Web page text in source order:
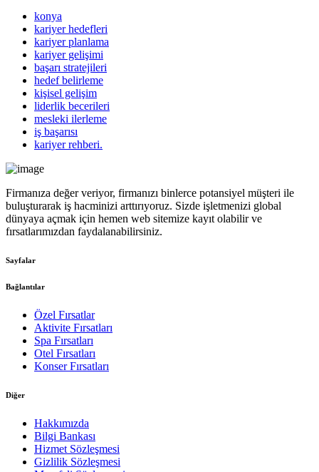
konya
kariyer hedefleri
kariyer planlama
kariyer gelişimi
başarı stratejileri
hedef belirleme
kişisel gelişim
liderlik becerileri
mesleki ilerleme
iş başarısı
kariyer rehberi.
Firmanıza değer veriyor, firmanızı binlerce potansiyel müşteri ile
buluşturarak iş hacminizi arttırıyoruz. Sizde işletmenizi global
dünyaya açmak için hemen web sitemize kayıt olabilir ve
fırsatlarımızdan faydalanabilirsiniz.
Sayfalar
Bağlantılar
Özel Fırsatlar
Aktivite Fırsatları
Spa Fırsatları
Otel Fırsatları
Konser Fırsatları
Diğer
Hakkımızda
Bilgi Bankası
Hizmet Sözleşmesi
Gizlilik Sözleşmesi